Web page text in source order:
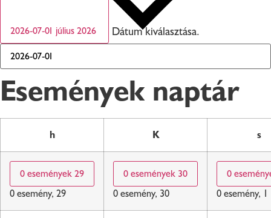
2026-07-01 július 2026 Dátum kiválasztása.
Események naptár
h K s
0 események 29
0 esemény, 29
0 események 30
0 esemény, 30
0
0 esemény, 1